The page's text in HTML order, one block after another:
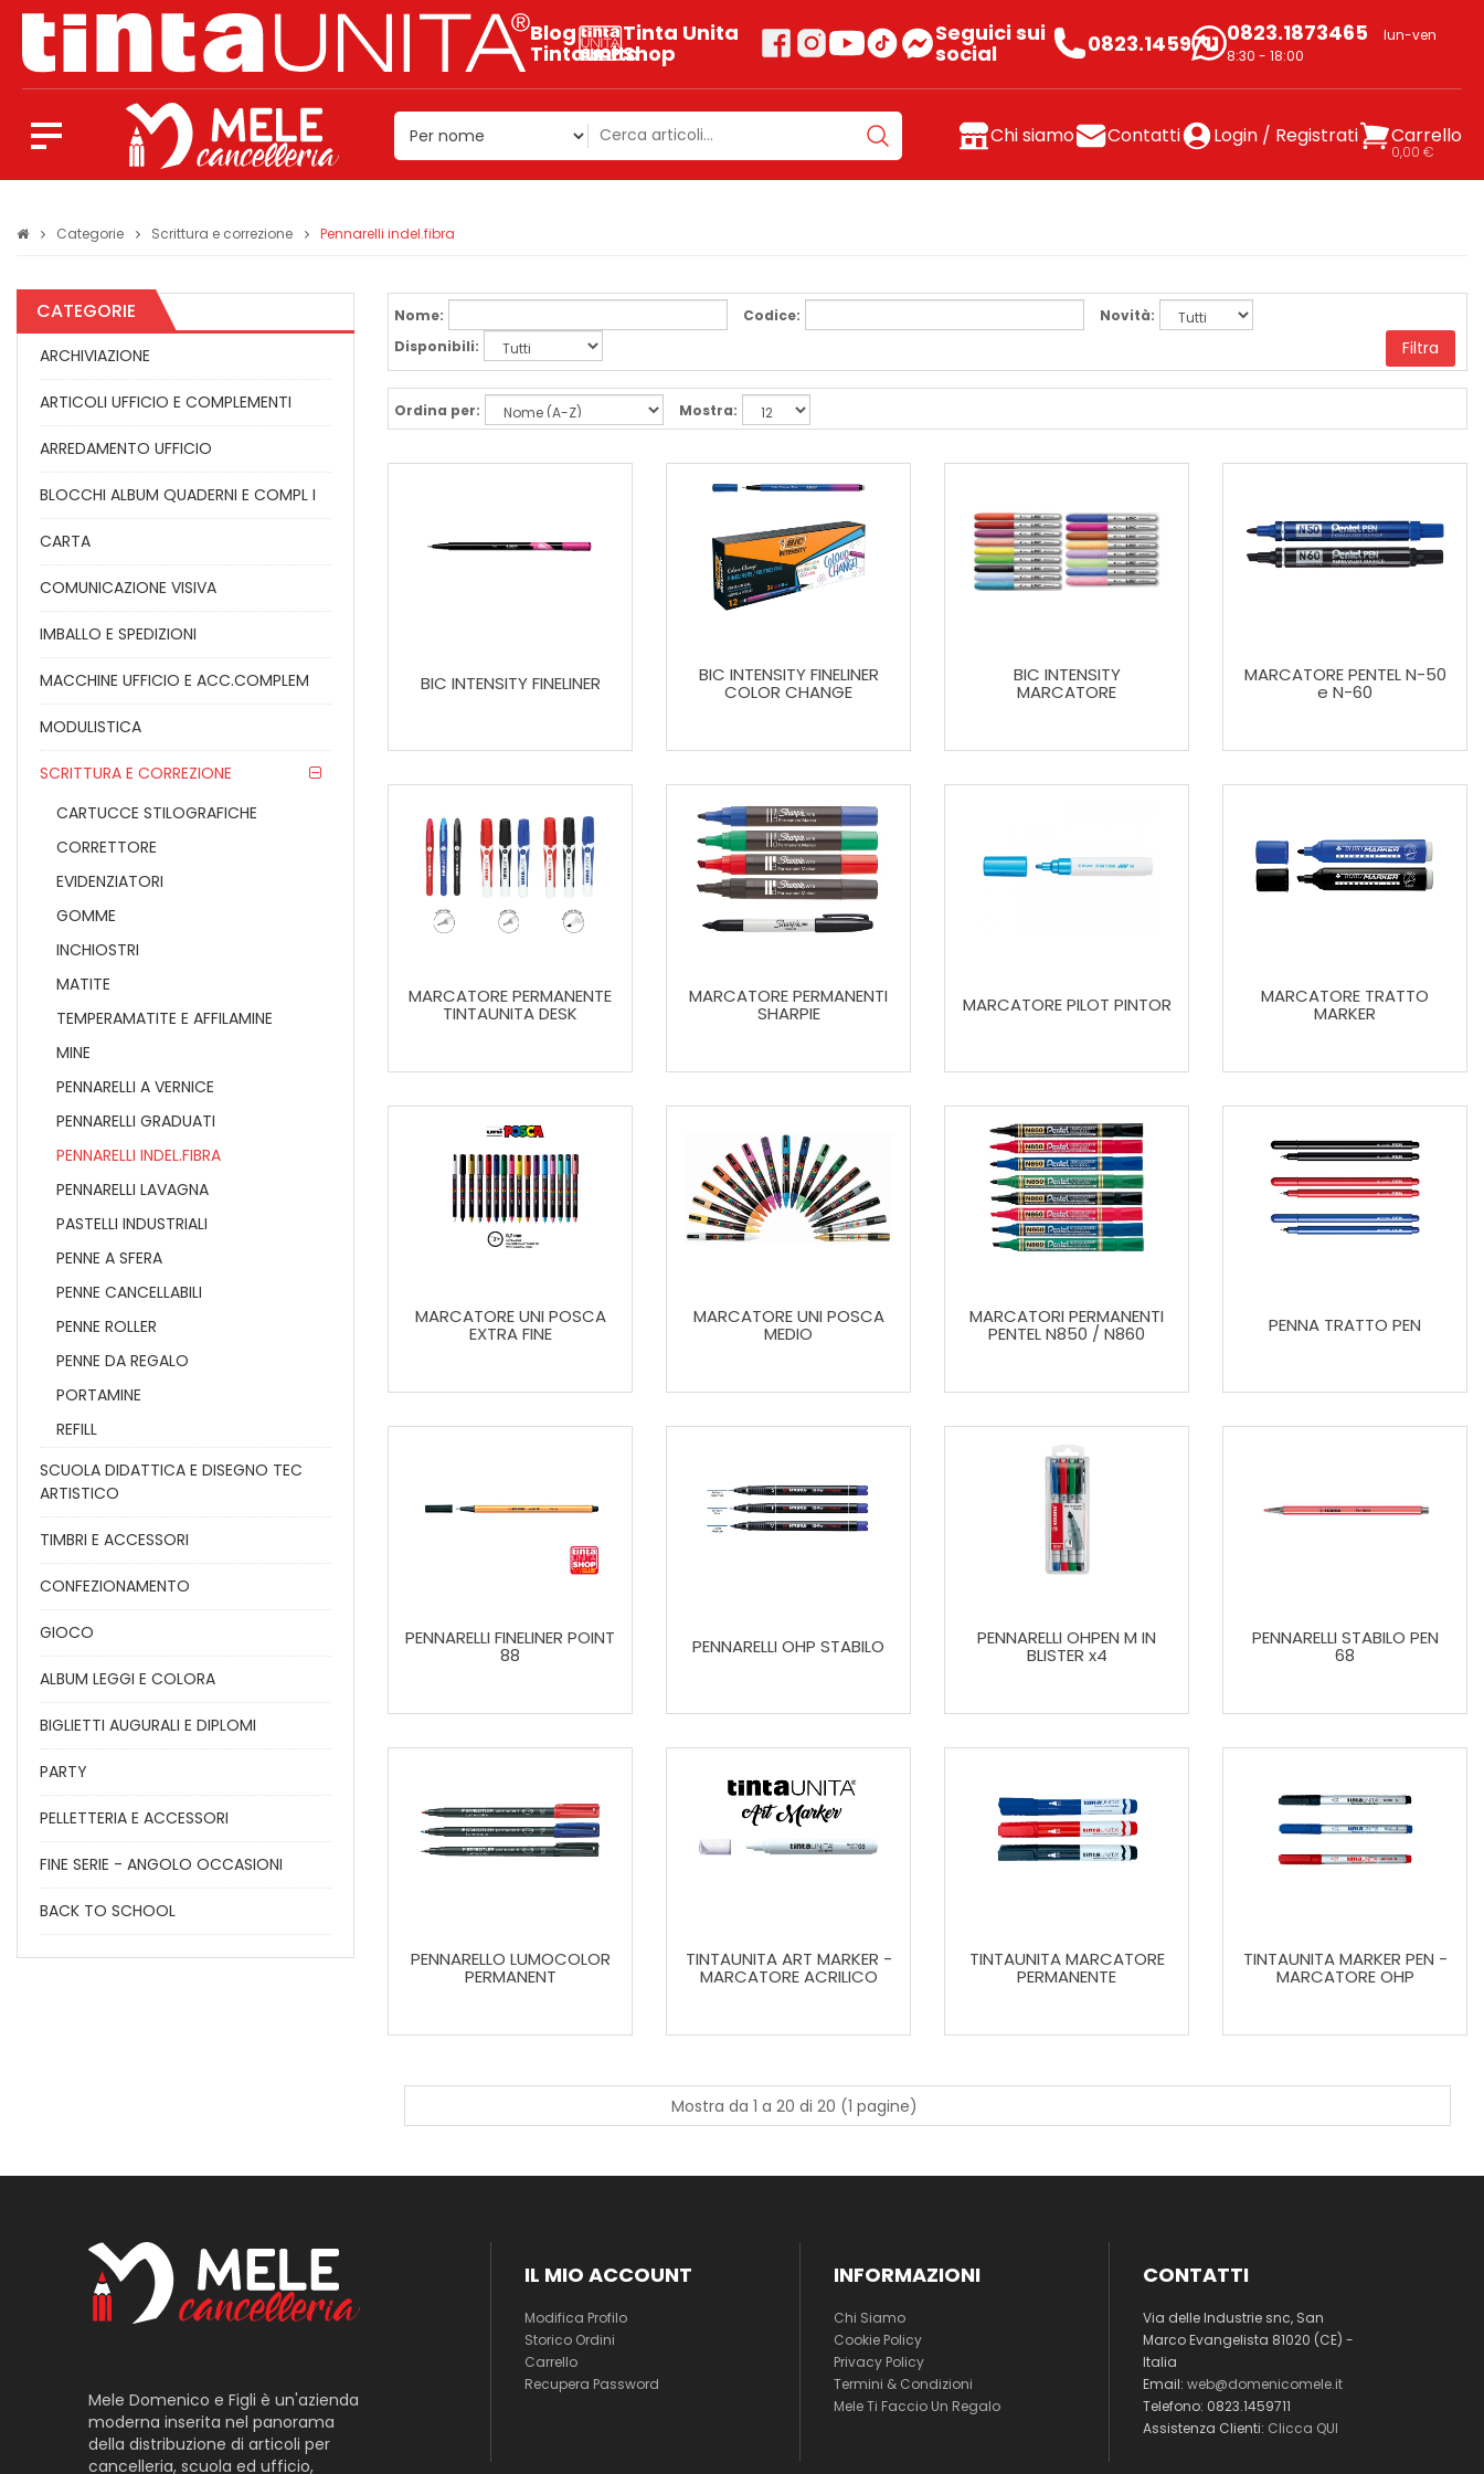
Blog
Tintaunita
Tinta Unita
Shop
Seguici sui
social 0823.1459711 0823.1873465
lun-ven
8:30 - 18:00
Chi siamo Contatti Login / Registrati Carrello
0,00 €
Categorie Scrittura e correzione Pennarelli indel.fibra
CATEGORIE
ARCHIVIAZIONE
ARTICOLI UFFICIO E COMPLEMENTI
ARREDAMENTO UFFICIO
BLOCCHI ALBUM QUADERNI E COMPL I
CARTA
COMUNICAZIONE VISIVA
IMBALLO E SPEDIZIONI
MACCHINE UFFICIO E ACC.COMPLEM
MODULISTICA
SCRITTURA E CORREZIONE
CARTUCCE STILOGRAFICHE
CORRETTORE
EVIDENZIATORI
GOMME
INCHIOSTRI
MATITE
TEMPERAMATITE E AFFILAMINE
MINE
PENNARELLI A VERNICE
PENNARELLI GRADUATI
PENNARELLI INDEL.FIBRA
PENNARELLI LAVAGNA
PASTELLI INDUSTRIALI
PENNE A SFERA
PENNE CANCELLABILI
PENNE ROLLER
PENNE DA REGALO
PORTAMINE
REFILL
SCUOLA DIDATTICA E DISEGNO TEC
ARTISTICO
TIMBRI E ACCESSORI
CONFEZIONAMENTO
GIOCO
ALBUM LEGGI E COLORA
BIGLIETTI AUGURALI E DIPLOMI
PARTY
PELLETTERIA E ACCESSORI
FINE SERIE - ANGOLO OCCASIONI
BACK TO SCHOOL
Nome: Codice:
Novità:
Disponibili:
Filtra
Ordina per: Mostra:
BIC INTENSITY FINELINER BIC INTENSITY FINELINER
COLOR CHANGE
BIC INTENSITY
MARCATORE
MARCATORE PENTEL N-50
e N-60
MARCATORE PERMANENTE
TINTAUNITA DESK
MARCATORE PERMANENTI
SHARPIE MARCATORE PILOT PINTOR MARCATORE TRATTO
MARKER
MARCATORE UNI POSCA
EXTRA FINE
MARCATORE UNI POSCA
MEDIO
MARCATORI PERMANENTI
PENTEL N850 / N860 PENNA TRATTO PEN
PENNARELLI FINELINER POINT
88 PENNARELLI OHP STABILO PENNARELLI OHPEN M IN
BLISTER x4
PENNARELLI STABILO PEN
68
PENNARELLO LUMOCOLOR
PERMANENT
TINTAUNITA ART MARKER -
MARCATORE ACRILICO
TINTAUNITA MARCATORE
PERMANENTE
TINTAUNITA MARKER PEN -
MARCATORE OHP
Mostra da 1 a 20 di 20 (1 pagine)
Mele Domenico e Figli è un'azienda
moderna inserita nel panorama
della distribuzione di articoli per
cancelleria, scuola ed ufficio,
IL MIO ACCOUNT
Modifica Profilo
Storico Ordini
Carrello
Recupera Password
INFORMAZIONI
Chi Siamo
Cookie Policy
Privacy Policy
Termini & Condizioni
Mele Ti Faccio Un Regalo
CONTATTI
Via delle Industrie snc, San
Marco Evangelista 81020 (CE) -
Italia
Email:web@domenicomele.it
Telefono: 0823.1459711
Assistenza Clienti: Clicca QUI